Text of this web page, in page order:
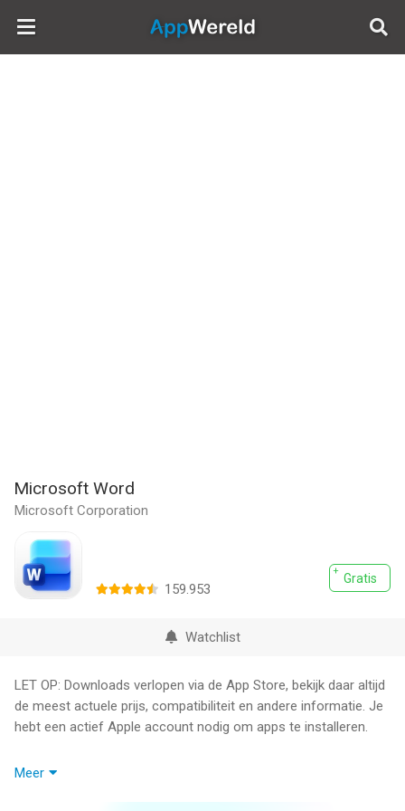
AppWereld
Microsoft Word
Microsoft Corporation
Gratis
159.953
Watchlist
LET OP: Downloads verlopen via de App Store, bekijk daar altijd
de meest actuele prijs, compatibiliteit en andere informatie. Je
hebt een actief Apple account nodig om apps te installeren.
Verzend, open en bewerk Office-bestanden vanaf je telefoon
Meer